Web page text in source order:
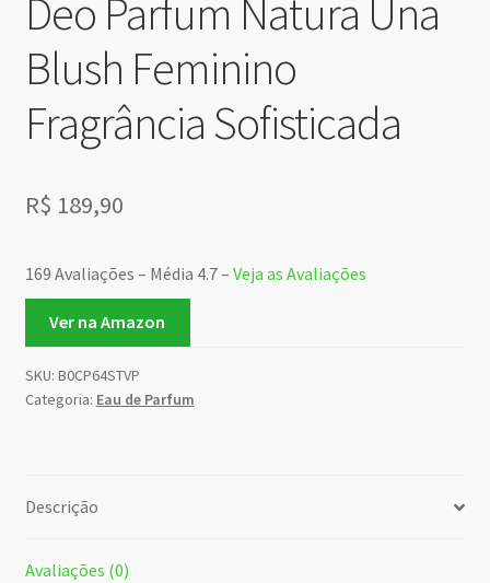
Deo Parfum Natura Una
Blush Feminino
Fragrância Sofisticada
R$ 189,90
169 Avaliações – Média 4.7 – Veja as Avaliações
Ver na Amazon
SKU: B0CP64STVP
Categoria: Eau de Parfum
Descrição
Avaliações (0)